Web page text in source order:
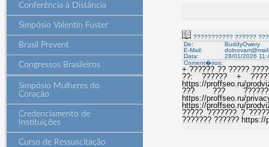
Conferência à Distância
Simpósio Valentin Fuster
Brasil Prevent
Congressos Brasileiros
Simpósio Mulheres do
Coração
Credenciamento de
Instituições
Curso de Ressuscitação
??????????? ??????
De:
BuddyOwery
E-Mail:
Data:
28/01/2026
Coment�rios:
+ ?????? ?? ?????
??: ?????? +
https://proffseo.ru/
??? ??? ????????
https://proffseo.ru/
https://proffseo.ru/
????? ??????? ?
??????? ??????